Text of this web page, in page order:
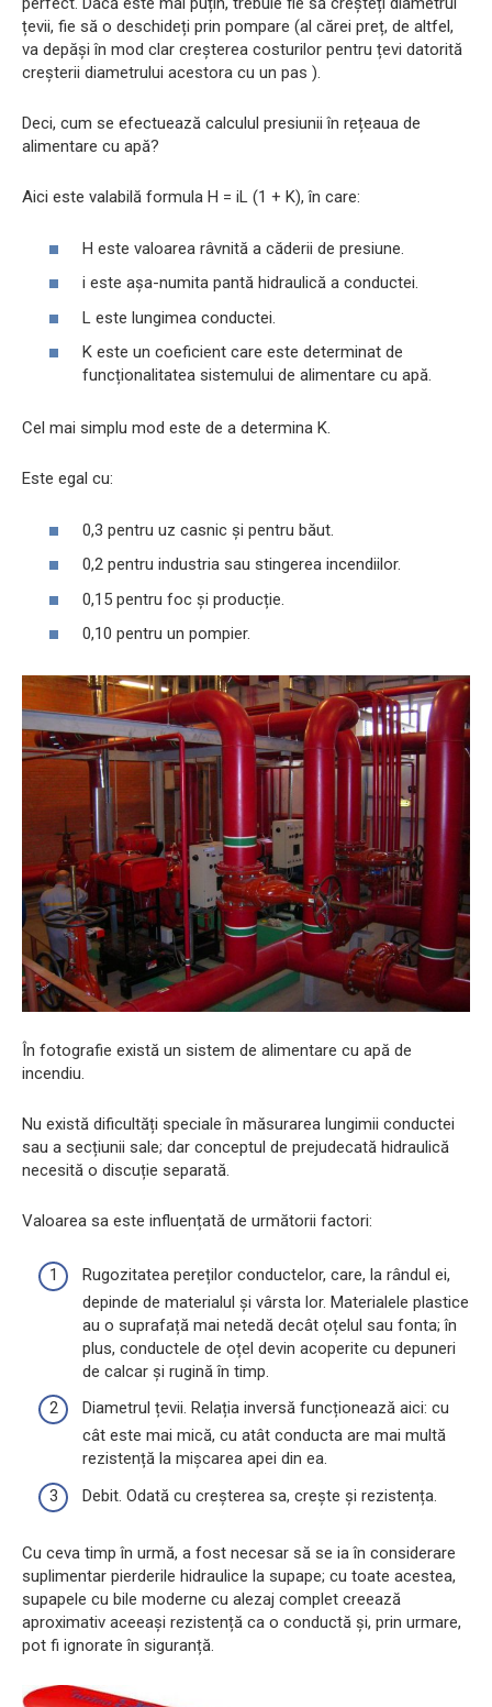
țevii, fie să o deschideți prin pompare (al cărei preț, de altfel,
va depăși în mod clar creșterea costurilor pentru țevi datorită
creșterii diametrului acestora cu un pas ).
Deci, cum se efectuează calculul presiunii în rețeaua de
alimentare cu apă?
Aici este valabilă formula H = iL (1 + K), în care:
H este valoarea râvnită a căderii de presiune.
i este așa-numita pantă hidraulică a conductei.
L este lungimea conductei.
K este un coeficient care este determinat de
funcționalitatea sistemului de alimentare cu apă.
Cel mai simplu mod este de a determina K.
Este egal cu:
0,3 pentru uz casnic și pentru băut.
0,2 pentru industria sau stingerea incendiilor.
0,15 pentru foc și producție.
0,10 pentru un pompier.
În fotografie există un sistem de alimentare cu apă de
incendiu.
Nu există dificultăți speciale în măsurarea lungimii conductei
sau a secțiunii sale; dar conceptul de prejudecată hidraulică
necesită o discuție separată.
Valoarea sa este influențată de următorii factori:
Rugozitatea pereților conductelor, care, la rândul ei,
depinde de materialul și vârsta lor. Materialele plastice
au o suprafață mai netedă decât oțelul sau fonta; în
plus, conductele de oțel devin acoperite cu depuneri
de calcar și rugină în timp.
Diametrul țevii. Relația inversă funcționează aici: cu
cât este mai mică, cu atât conducta are mai multă
rezistență la mișcarea apei din ea.
Debit. Odată cu creșterea sa, crește și rezistența.
Cu ceva timp în urmă, a fost necesar să se ia în considerare
suplimentar pierderile hidraulice la supape; cu toate acestea,
supapele cu bile moderne cu alezaj complet creează
aproximativ aceeași rezistență ca o conductă și, prin urmare,
pot fi ignorate în siguranță.